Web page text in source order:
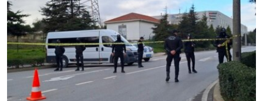
فرهنگ و زندگی
حقوق شهروندی
اقتصادی
علم و فناوری
اسرائیل در جنگ
مستندها
انتخابات ریاست جمهوری آمریکا ۲۰۲۴
حمله جمهوری اسلامی به اسرائیل
رمز مهسا
ورزش زنان در ایران
دنبال کنید
زبانهای مختلف